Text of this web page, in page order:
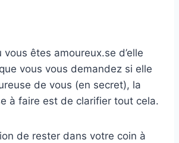
vous êtes amoureux.se d’elle
vous vous demandez si elle
de vous (en secret), la
à faire est de clarifier tout cela.
de rester dans votre coin à